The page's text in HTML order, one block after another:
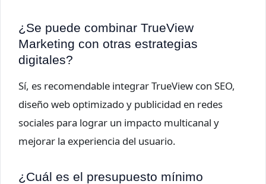
¿Se puede combinar TrueView
Marketing con otras estrategias
digitales?
Sí, es recomendable integrar TrueView con SEO,
diseño web optimizado y publicidad en redes
sociales para lograr un impacto multicanal y
mejorar la experiencia del usuario.
¿Cuál es el presupuesto mínimo